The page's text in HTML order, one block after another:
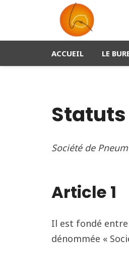
ACCUEIL LE
Statuts
Société de
Article 1
Il est fondé
dénommée «